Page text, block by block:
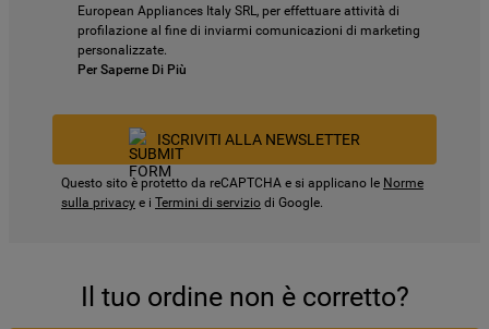
European Appliances Italy SRL, per effettuare attività di
profilazione al fine di inviarmi comunicazioni di marketing
personalizzate.
Per Saperne Di Più
ISCRIVITI ALLA NEWSLETTER
Questo sito è protetto da reCAPTCHA e si applicano le Norme
sulla privacy e i Termini di servizio di Google.
Il tuo ordine non è corretto?